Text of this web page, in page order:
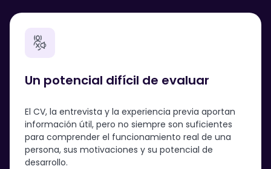
Un potencial difícil de evaluar
El CV, la entrevista y la experiencia previa aportan
información útil, pero no siempre son suficientes
para comprender el funcionamiento real de una
persona, sus motivaciones y su potencial de
desarrollo.